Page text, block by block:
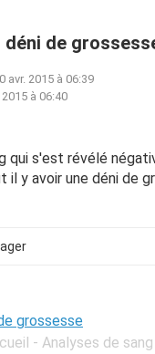
de
avr. 2015 à 06:39
2015 à 06:40
qui s'est révélé
y avoir une déni de
grossesse
- Analyses de sang